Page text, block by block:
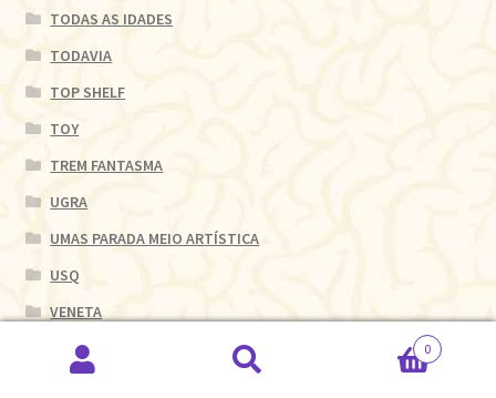
TODAS AS IDADES
TODAVIA
TOP SHELF
TOY
TREM FANTASMA
UGRA
UMAS PARADA MEIO ARTÍSTICA
USQ
VENETA
VERTIGO
Pesquisar
Pesquisar
0